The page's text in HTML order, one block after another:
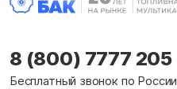
8 (800) 7777 205
Бесплатный звонок по России